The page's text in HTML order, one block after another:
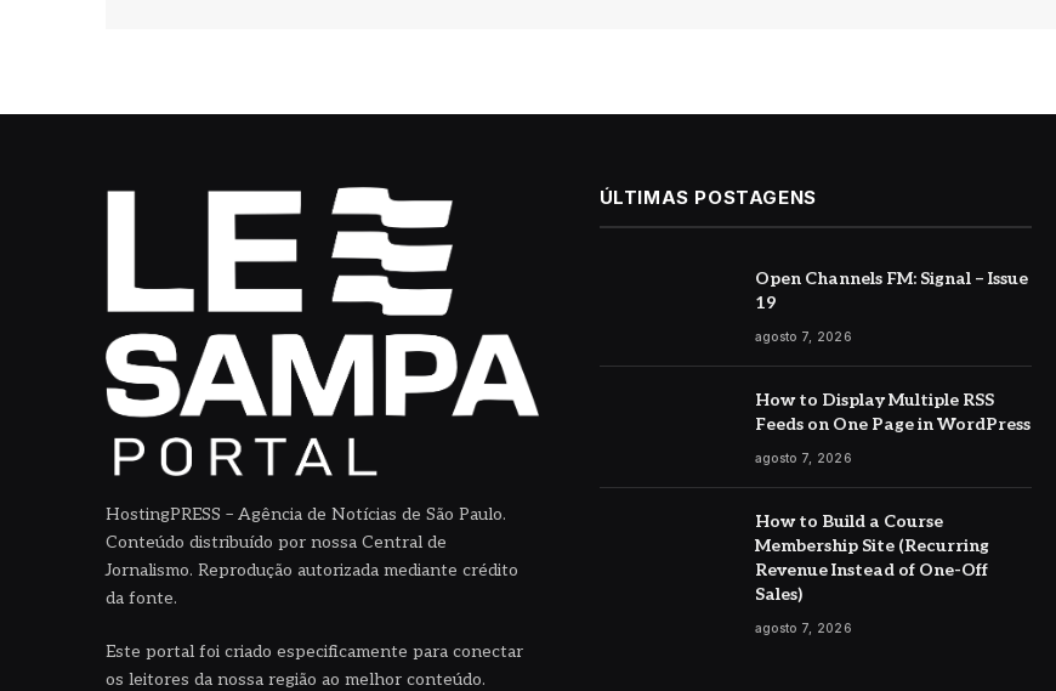
HostingPRESS – Agência de Notícias de São Paulo.
Conteúdo distribuído por nossa Central de
Jornalismo. Reprodução autorizada mediante crédito
da fonte.
Este portal foi criado especificamente para conectar
os leitores da nossa região ao melhor conteúdo.
ÚLTIMAS POSTAGENS
Open Channels FM: Signal – Issue
19
agosto 7, 2026
How to Display Multiple RSS
Feeds on One Page in WordPress
agosto 7, 2026
How to Build a Course
Membership Site (Recurring
Revenue Instead of One-Off
Sales)
agosto 7, 2026